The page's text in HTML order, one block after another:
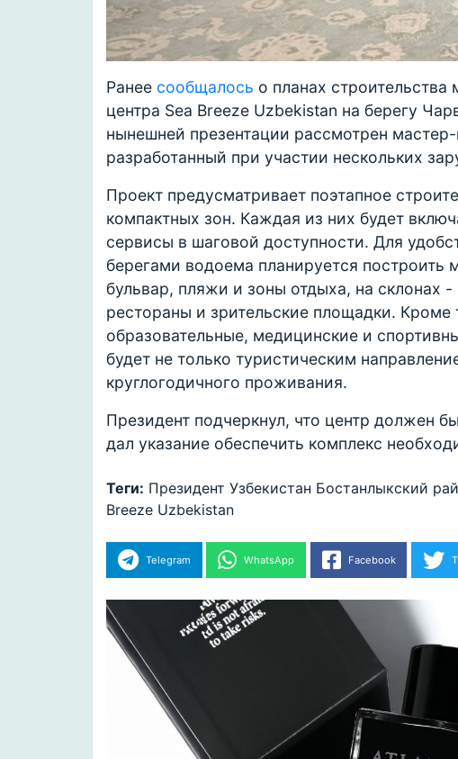
Ранее сообщалось о планах
центра Sea Breeze Uzbekistan на берегу
нынешней презентации рассмотрен
разработанный при участии нескольких
Проект предусматривает поэтапное
компактных зон. Каждая из них будет
сервисы в шаговой доступности. Для
берегами водоема планируется построить
бульвар, пляжи и зоны отдыха, на склонах
рестораны и зрительские площадки. Кроме
образовательные, медицинские и
будет не только туристическим
круглогодичного проживания.
Президент подчеркнул, что центр должен
дал указание обеспечить комплекс
Теги: Президент Узбекистан Бостанлыкский
Breeze Uzbekistan
Telegram WhatsApp Facebook